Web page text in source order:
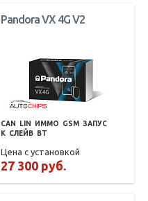
Pandora VX 4G V2
CAN LIN ИММО GSM ЗАПУС
К СЛЕЙВ BT
Цена с установкой
27 300 руб.